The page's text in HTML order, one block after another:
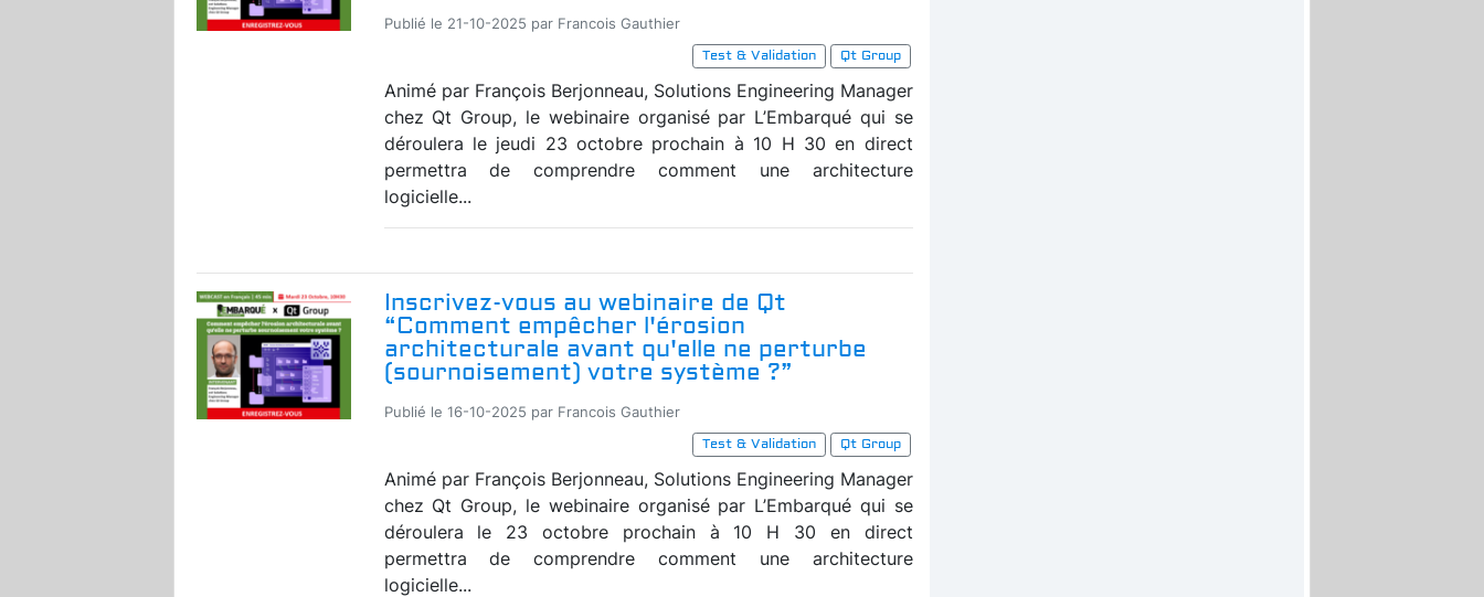
Publié le 21-10-2025 par Francois Gauthier
Test & Validation
Qt Group
Animé par François Berjonneau, Solutions Engineering Manager
chez Qt Group, le webinaire organisé par L’Embarqué qui se
déroulera le jeudi 23 octobre prochain à 10 H 30 en direct
permettra de comprendre comment une architecture
logicielle...
Inscrivez-vous au webinaire de Qt
“Comment empêcher l'érosion
architecturale avant qu'elle ne perturbe
(sournoisement) votre système ?”
Publié le 16-10-2025 par Francois Gauthier
Test & Validation
Qt Group
Animé par François Berjonneau, Solutions Engineering Manager
chez Qt Group, le webinaire organisé par L’Embarqué qui se
déroulera le 23 octobre prochain à 10 H 30 en direct
permettra de comprendre comment une architecture
logicielle...